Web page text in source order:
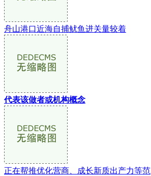
舟山港口近海自捕鱿鱼进关量较着
代表该做者或机构概念
正在帮推优化营商、成长新质出产力等范